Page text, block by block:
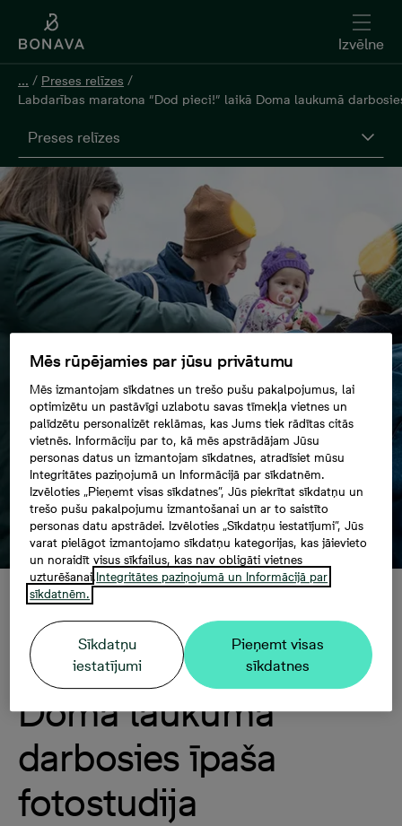
Izvēlne
... / Preses relīzes /
Labdarības maratona “Dod pieci!” laikā Doma laukumā
Preses relīzes
Labdarības maratona
“Dod pieci!” laikā
Doma laukumā
darbosies īpaša
fotostudija
Mēs rūpējamies par jūsu privātumu
Mēs izmantojam sīkdatnes un trešo pušu pakalpojumus, lai
optimizētu un pastāvīgi uzlabotu savas tīmekļa vietnes un
palīdzētu personalizēt reklāmas, kas Jums tiek rādītas citās
vietnēs. Informāciju par to, kā mēs apstrādājam Jūsu
personas datus un izmantojam sīkdatnes, atradīsiet mūsu
Integritātes paziņojumā un Informācijā par sīkdatnēm.
Izvēloties „Pieņemt visas sīkdatnes”, Jūs piekrītat sīkdatņu un
trešo pušu pakalpojumu izmantošanai un ar to saistīto
personas datu apstrādei. Izvēloties „Sīkdatņu iestatījumi”, Jūs
varat pielāgot izmantojamo sīkdatņu kategorijas, kas jāievieto
un noraidīt visus sīkfailus, kas nav obligāti vietnes
uzturēšanai.Integritātes paziņojumā un Informācijā par
sīkdatnēm.
Sīkdatņu
iestatījumi
Pieņemt visas
sīkdatnes